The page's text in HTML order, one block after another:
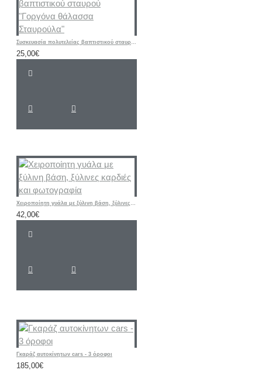
Συσκευασία πολυτελείας βαπτιστικού σταυρού "Γοργόνα θάλασσα Σταυρούλα"
25,00€
Χειροποίητη γυάλα με ξύλινη βάση, ξύλινες καρδιές και φωτογραφία
42,00€
Γκαράζ αυτοκίνητων cars - 3 όροφοι
185,00€